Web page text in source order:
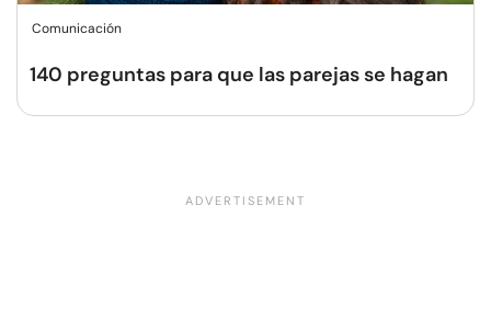
Comunicación
140 preguntas para que las parejas se hagan